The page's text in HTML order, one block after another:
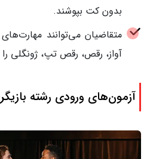
بدون کت بپوشند.
متقاضیان می‌توانند
آواز، رقص، رقص تپ، ژونگلی
آزمون‌های ورودی رشته